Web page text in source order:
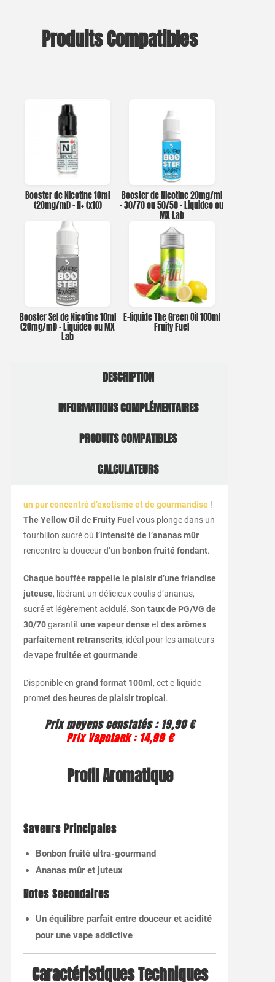
Produits Compatibles
Booster de Nicotine 10ml
(20mg/ml) – N+ (x10)
Booster de Nicotine 20mg/ml
– 30/70 ou 50/50 – Liquideo ou
MX Lab
Booster Sel de Nicotine 10ml
(20mg/ml) – Liquideo ou MX
Lab
E-liquide The Green Oil 100ml
Fruity Fuel
DESCRIPTION
INFORMATIONS COMPLÉMENTAIRES
PRODUITS COMPATIBLES
CALCULATEURS
un pur concentré d’exotisme et de gourmandise!
The Yellow Oil de Fruity Fuel vous plonge dans un
tourbillon sucré où l’intensité de l’ananas mûr
rencontre la douceur d’un bonbon fruité fondant.
Chaque bouffée rappelle le plaisir d’une friandise
juteuse, libérant un délicieux coulis d’ananas,
sucré et légèrement acidulé. Son taux de PG/VG de
30/70garantit une vapeur denseet des arômes
parfaitement retranscrits, idéal pour les amateurs
devape fruitée et gourmande.
Disponible en grand format 100ml , cet e-liquide
promet des heures de plaisir tropical .
Prix moyens constatés :19,90 €
Prix Vapotank :14,99 €
Profil Aromatique
Saveurs Principales
Bonbon fruité ultra-gourmand
Ananas mûr et juteux
Notes Secondaires
Un équilibre parfait entre douceur et acidité
pour une vape addictive
Caractéristiques Techniques